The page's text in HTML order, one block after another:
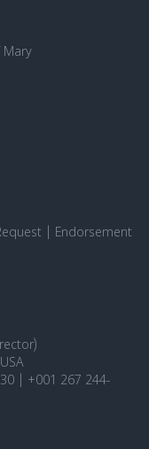
Endorsement
| +001 267 244-